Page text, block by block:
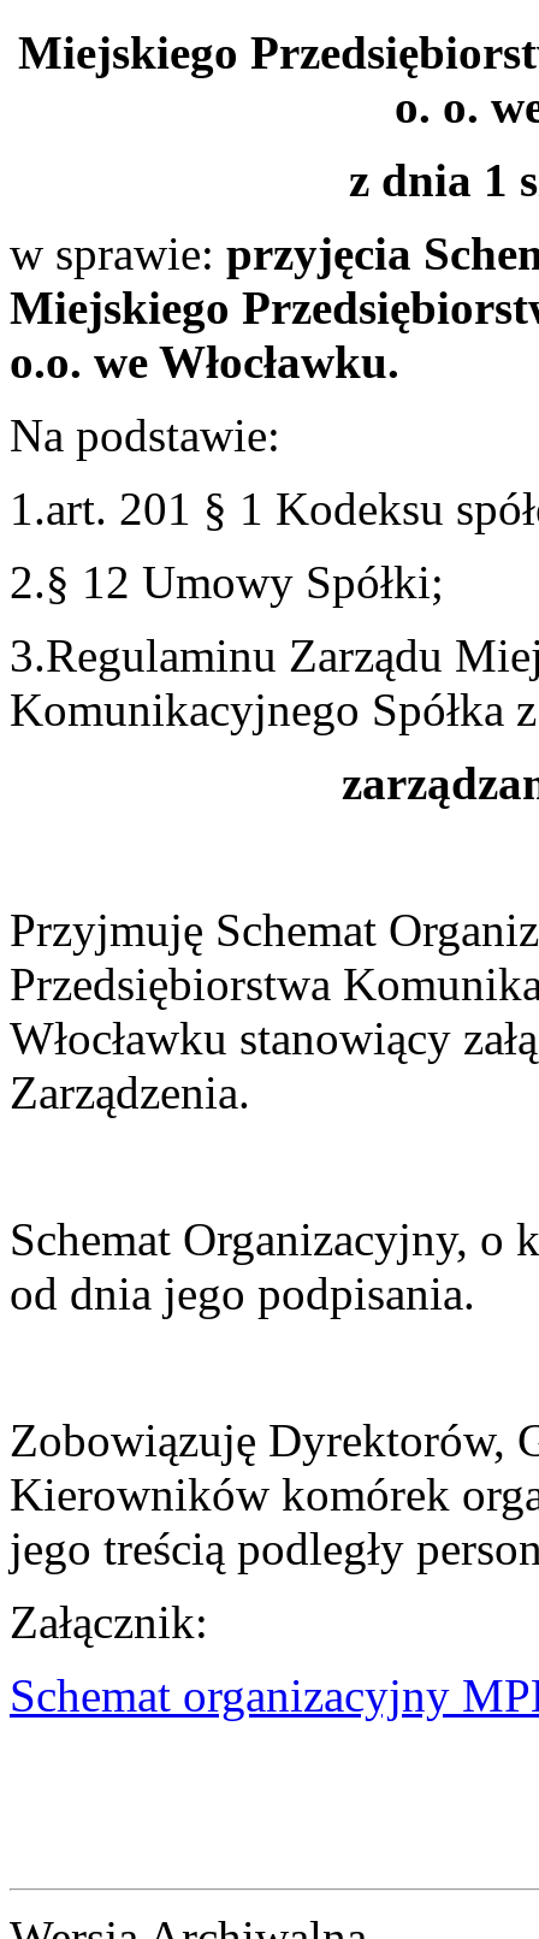
Miejskiego
o. o.
z dnia 1
w sprawie: przyjęcia
Miejskiego
o.o. we Włocławku.
Na podstawie:
1.art. 201 § 1 Kodeksu
2.§ 12 Umowy Spółki;
3.Regulaminu Zarządu
Komunikacyjnego Spółka
Przyjmuję Schemat
Przedsiębiorstwa
Włocławku stanowiący
Zarządzenia.
Schemat Organizacyjny, o
od dnia jego podpisania.
Zobowiązuję Dyrektorów,
Kierowników komórek
jego treścią podległy
Załącznik:
Schemat organizacyjny